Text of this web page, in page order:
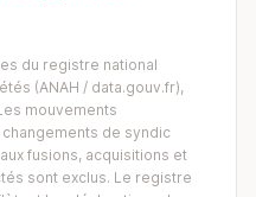
du registre national
(ANAH / data.gouv.fr),
mouvements
de syndic
fusions, acquisitions et
sont exclus. Le registre